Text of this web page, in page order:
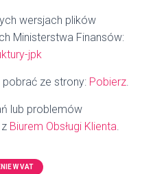
wersjach plików
Ministerstwa Finansów:
jpk
ze strony: Pobierz.
lub problemów
Biurem Obsługi Klienta.
W VAT